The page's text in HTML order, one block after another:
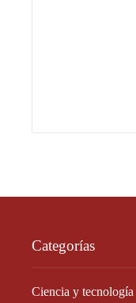
Categorías
Ciencia y tecnología